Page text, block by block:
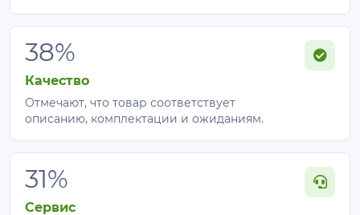
38%
Качество
Отмечают, что товар соответствует
описанию, комплектации и ожиданиям.
31%
Сервис